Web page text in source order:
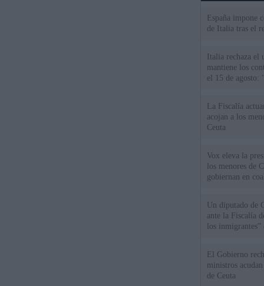
España impone
de Italia tras el
Italia rechaza
mantiene los
el 15 de agosto:
La Fiscalía
acojan a los
Ceuta
Vox eleva la
los menores de
gobiernan en
Un diputado de
ante la Fiscalía
los inmigrantes”
El Gobierno
ministros
de Ceuta